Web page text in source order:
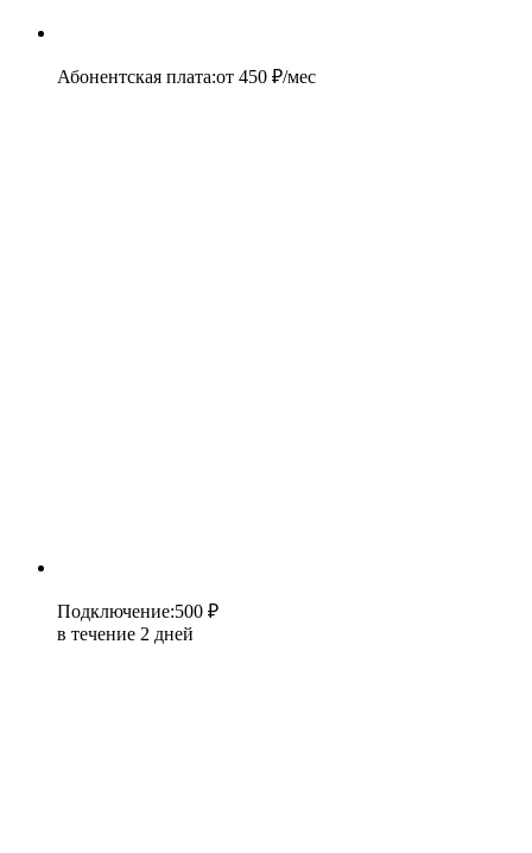
Абонентская плата:от 450 ₽/мес
Подключение:500 ₽
в течение 2 дней